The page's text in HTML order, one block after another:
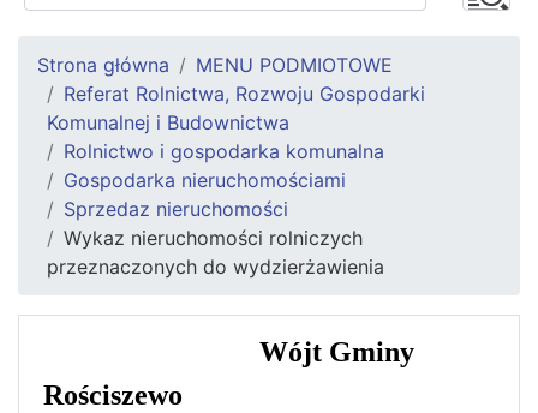
Strona główna
MENU PODMIOTOWE
Referat Rolnictwa, Rozwoju Gospodarki
Komunalnej i Budownictwa
Rolnictwo i gospodarka komunalna
Gospodarka nieruchomościami
Sprzedaz nieruchomości
Wykaz nieruchomości rolniczych
przeznaczonych do wydzierżawienia
Wójt Gminy
Rościszewo